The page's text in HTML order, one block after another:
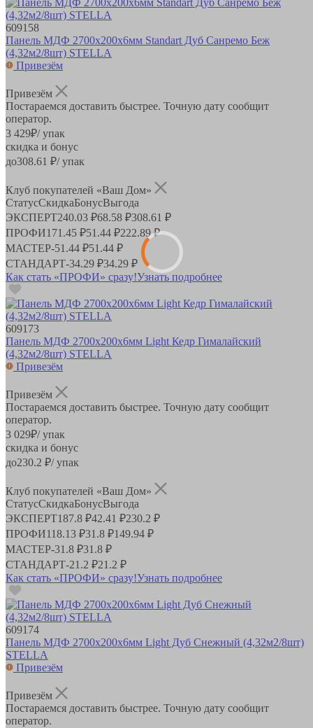
609158
Панель МДФ 2700х200х6мм Standart Дуб Санремо Беж
(4,32м2/8шт) STELLA
Привезём
Привезём
Постараемся доставить быстрее. Точную дату сообщит
оператор.
3 429₽/ упак
скидка и бонус
до308.61 ₽/ упак
Клуб покупателей «Ваш Дом»
СтатусСкидкаБонусВыгода
ЭКСПЕРТ240.03 ₽68.58 ₽308.61 ₽
ПРОФИ171.45 ₽51.44 ₽222.89 ₽
МАСТЕР-51.44 ₽51.44 ₽
СТАНДАРТ-34.29 ₽34.29 ₽
Как стать «ПРОФИ» сразу!Узнать подробнее
609173
Панель МДФ 2700х200х6мм Light Кедр Гималайский
(4,32м2/8шт) STELLA
Привезём
Привезём
Постараемся доставить быстрее. Точную дату сообщит
оператор.
3 029₽/ упак
скидка и бонус
до230.2 ₽/ упак
Клуб покупателей «Ваш Дом»
СтатусСкидкаБонусВыгода
ЭКСПЕРТ187.8 ₽42.41 ₽230.2 ₽
ПРОФИ118.13 ₽31.8 ₽149.94 ₽
МАСТЕР-31.8 ₽31.8 ₽
СТАНДАРТ-21.2 ₽21.2 ₽
Как стать «ПРОФИ» сразу!Узнать подробнее
609174
Панель МДФ 2700х200х6мм Light Дуб Снежный (4,32м2/8шт)
STELLA
Привезём
Привезём
Постараемся доставить быстрее. Точную дату сообщит
оператор.